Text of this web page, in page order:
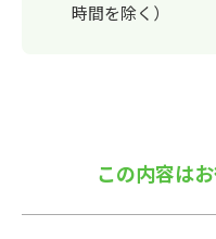
時間を除く）
この内容は